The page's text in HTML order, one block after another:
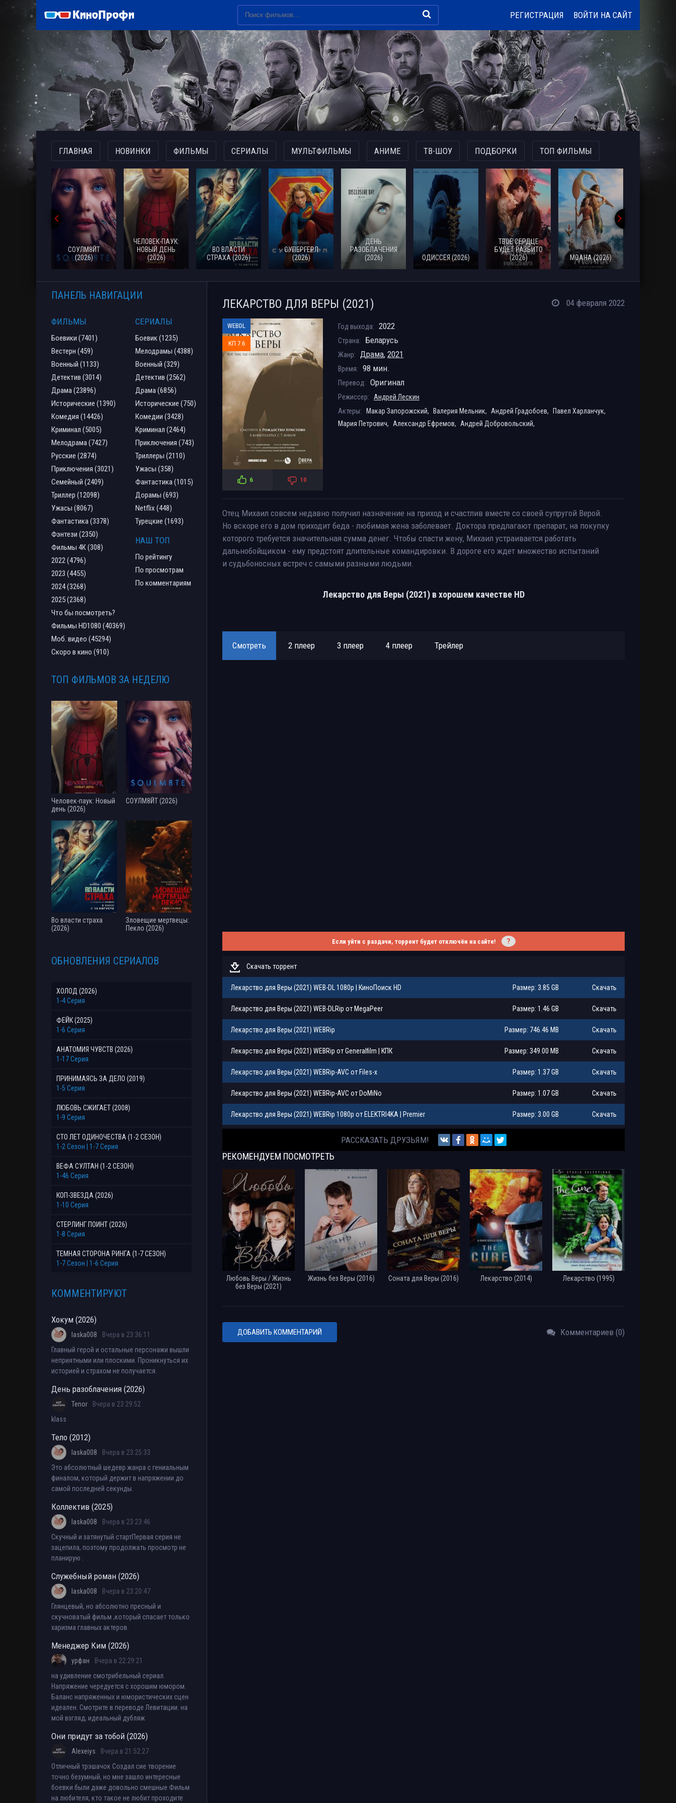
РЕГИСТРАЦИЯ ВОЙТИ НА САЙТ
ГЛАВНАЯ НОВИНКИ ФИЛЬМЫ СЕРИАЛЫ МУЛЬТФИЛЬМЫ АНИМЕ ТВ-ШОУ ПОДБОРКИ ТОП ФИЛЬМЫ
СОУЛМ8ЙТ
(2026)
ЧЕЛОВЕК-ПАУК:
НОВЫЙ ДЕНЬ
(2026)
ВО ВЛАСТИ
СТРАХА (2026)
СУПЕРГЕРЛ
(2026)
ДЕНЬ
РАЗОБЛАЧЕНИЯ
(2026)
ОДИССЕЯ (2026)
ТВОЕ СЕРДЦЕ
БУДЕТ РАЗБИТО
(2026)
МОАНА (2026)
ЛЕКАРСТВО ДЛЯ ВЕРЫ (2021) 04 февраля 2022
WEBDL
КП 7.6
6 10
Год выхода: 2022
Страна: Беларусь
Жанр: Драма, 2021
Время: 98 мин.
Перевод: Оригинал
Режиссер:
Андрей Лескин
Актеры:
Макар Запорожский, Валерия Мельник, Андрей Градобоев,
Павел Харланчук,
Мария Петрович,
Александр Ефремов, Андрей Добровольский,
Отец Михаил совсем недавно получил назначение на приход и счастлив вместе со своей супругой Верой.
Но вскоре его в дом приходит беда - любимая жена заболевает. Доктора предлагают препарат, на покупку
которого требуется значительная сумма денег. Чтобы спасти жену, Михаил устраивается работать
дальнобойщиком - ему предстоят длительные командировки. В дороге его ждет множество испытаний
и судьбоносных встреч с самыми разными людьми.
Лекарство для Веры (2021) в хорошем качестве HD
Смотреть 2 плеер 3 плеер 4 плеер Трейлер
Если уйти с раздачи, торрент будет отключён на сайте! ?
Скачать торрент
Лекарство для Веры (2021) WEB-DL 1080p | КиноПоиск HD Размер: 3.85 GB Скачать
Лекарство для Веры (2021) WEB-DLRip от MegaPeer Размер: 1.46 GB Скачать
Лекарство для Веры (2021) WEBRip Размер: 746.46 MB Скачать
Лекарство для Веры (2021) WEBRip от Generalfilm | КПК Размер: 349.00 MB Скачать
Лекарство для Веры (2021) WEBRip-AVC от Files-x Размер: 1.37 GB Скачать
Лекарство для Веры (2021) WEBRip-AVC от DoMiNo Размер: 1.07 GB Скачать
Лекарство для Веры (2021) WEBRip 1080p от ELEKTRI4KA | Premier Размер: 3.00 GB Скачать
РАССКАЗАТЬ ДРУЗЬЯМ!
РЕКОМЕНДУЕМ ПОСМОТРЕТЬ
Любовь Веры / Жизнь
без Веры (2021)
Жизнь без Веры (2016) Соната для Веры (2016) Лекарство (2014) Лекарство (1995)
ДОБАВИТЬ КОММЕНТАРИЙ Комментариев (0)
ПАНЕЛЬ НАВИГАЦИИ
ФИЛЬМЫ
Боевики (7401)
Вестерн (459)
Военный (1133)
Детектив (3014)
Драма (23896)
Исторические (1390)
Комедия (14426)
Криминал (5005)
Мелодрама (7427)
Русские (2874)
Приключения (3021)
Семейный (2409)
Триллер (12098)
Ужасы (8067)
Фантастика (3378)
Фэнтези (2350)
Фильмы 4К (308)
2022 (4796)
2023 (4455)
2024 (3268)
2025 (2368)
Что бы посмотреть?
Фильмы HD1080 (40369)
Моб. видео (45294)
Скоро в кино (910)
СЕРИАЛЫ
Боевик (1235)
Мелодрамы (4388)
Военный (329)
Детектив (2562)
Драма (6856)
Исторические (750)
Комедии (3428)
Криминал (2464)
Приключения (743)
Триллеры (2110)
Ужасы (358)
Фантастика (1015)
Дорамы (693)
Netflix (448)
Турецкие (1693)
НАШ ТОП
По рейтингу
По просмотрам
По комментариям
ТОП ФИЛЬМОВ ЗА НЕДЕЛЮ
Человек-паук: Новый
день (2026)
СОУЛМ8ЙТ (2026)
Во власти страха
(2026)
Зловещие мертвецы:
Пекло (2026)
ОБНОВЛЕНИЯ СЕРИАЛОВ
ХОЛОД (2026)
1-4 Серия
ФЕЙК (2025)
1-6 Серия
АНАТОМИЯ ЧУВСТВ (2026)
1-17 Серия
ПРИНИМАЯСЬ ЗА ДЕЛО (2019)
1-5 Серия
ЛЮБОВЬ СЖИГАЕТ (2008)
1-9 Серия
СТО ЛЕТ ОДИНОЧЕСТВА (1-2 СЕЗОН)
1-2 Сезон | 1-7 Серия
ВЕФА СУЛТАН (1-2 СЕЗОН)
1-46 Серия
КОП-ЗВЕЗДА (2026)
1-10 Серия
СТЕРЛИНГ ПОИНТ (2026)
1-8 Серия
ТЕМНАЯ СТОРОНА РИНГА (1-7 СЕЗОН)
1-7 Сезон | 1-6 Серия
КОММЕНТИРУЮТ
Хокум (2026)
laska008
Вчера в 23:36:11
Главный герой и остальные персонажи вышли
неприятными или плоскими. Проникнуться их
историей и страхом не получается.
День разоблачения (2026)
Tenor
Вчера в 23:29:52
klass
Тело (2012)
laska008
Вчера в 23:25:33
Это абсолютный шедевр жанра с гениальным
финалом, который держит в напряжении до
самой последней секунды.
Коллектив (2025)
laska008
Вчера в 23:23:46
Скучный и затянутый стартПервая серия не
зацепила, поэтому продолжать просмотр не
планирую .
Служебный роман (2026)
laska008
Вчера в 23:20:47
Глянцевый, но абсолютно пресный и
скучноватый фильм ,который спасает только
харизма главных актеров.
Менеджер Ким (2026)
урфан
Вчера в 22:29:21
на удивление смотрибельный сериал.
Напряжение чередуется с хорошим юмором.
Баланс напряженных и юмористических сцен
идеален. Смотрите в переводе Левитации. на
мой взгляд, идеальный дубляж
Они придут за тобой (2026)
Alexeiys
Вчера в 21:52:27
Отличный трэшачок Создал сие творение
точно безумный, но мне зашло интересные
боевки были даже довольно смешные Фильм
на любителя, кто такое не любит проходите